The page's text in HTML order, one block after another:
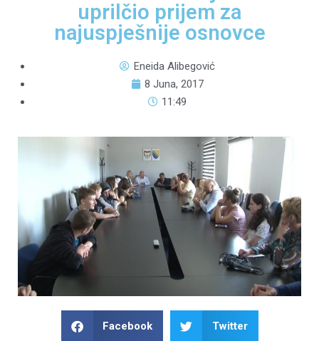
uprilčio prijem za
najuspješnije osnovce
Eneida Alibegović
8 Juna, 2017
11:49
Facebook Twitter